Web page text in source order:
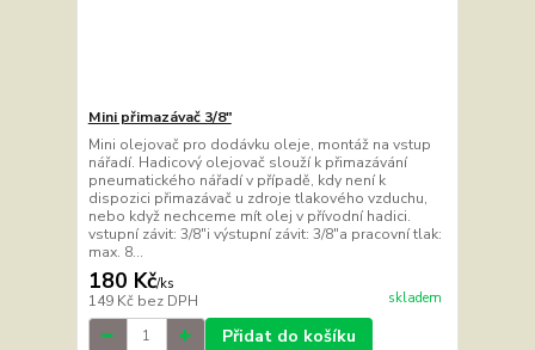
Mini přimazávač 3/8"
Mini olejovač pro dodávku oleje, montáž na vstup
nářadí. Hadicový olejovač slouží k přimazávání
pneumatického nářadí v případě, kdy není k
dispozici přimazávač u zdroje tlakového vzduchu,
nebo když nechceme mít olej v přívodní hadici.
vstupní závit: 3/8"i výstupní závit: 3/8"a pracovní tlak:
max. 8...
180 Kč/ks
149 Kč bez DPH skladem
Přidat do košíku